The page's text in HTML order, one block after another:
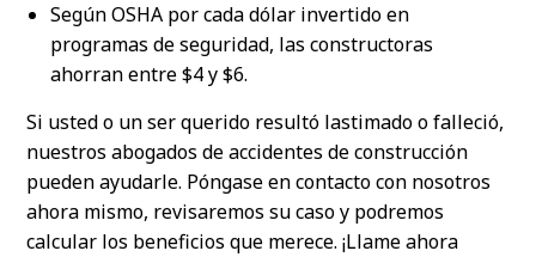
Según OSHA por cada dólar invertido en
programas de seguridad, las constructoras
ahorran entre $4 y $6.
Si usted o un ser querido resultó lastimado o falleció,
nuestros abogados de accidentes de construcción
pueden ayudarle. Póngase en contacto con nosotros
ahora mismo, revisaremos su caso y podremos
calcular los beneficios que merece. ¡Llame ahora